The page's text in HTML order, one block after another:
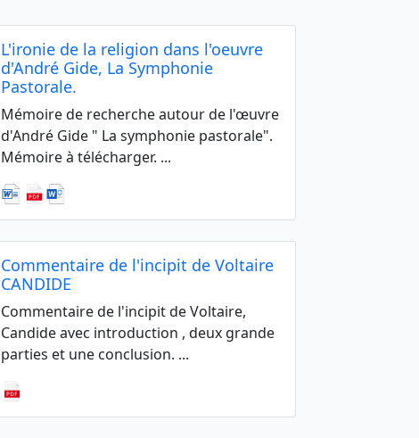
L'ironie de la religion dans l'oeuvre
d'André Gide, La Symphonie
Pastorale.
Mémoire de recherche autour de l'œuvre
d'André Gide " La symphonie pastorale".
Mémoire à télécharger. ...
Commentaire de l'incipit de Voltaire
CANDIDE
Commentaire de l'incipit de Voltaire,
Candide avec introduction , deux grande
parties et une conclusion. ...